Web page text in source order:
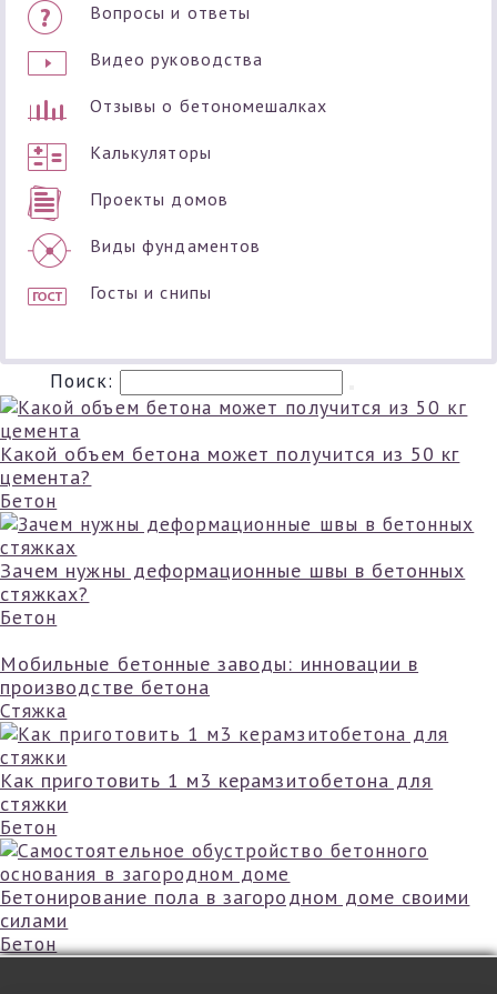
Вопросы и ответы
Видео руководства
Отзывы о бетономешалках
Калькуляторы
Проекты домов
Виды фундаментов
Госты и снипы
Поиск:
Какой объем бетона может получится из 50 кг
цемента?
Бетон
Зачем нужны деформационные швы в бетонных
стяжках?
Бетон
Мобильные бетонные заводы: инновации в
производстве бетона
Стяжка
Как приготовить 1 м3 керамзитобетона для
стяжки
Бетон
Бетонирование пола в загородном доме своими
силами
Бетон